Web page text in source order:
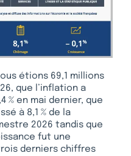
étions 69,1 millions
que l’inflation a
% en mai dernier, que
à 8,1 % de la
2026 tandis que
fut une
derniers chiffres